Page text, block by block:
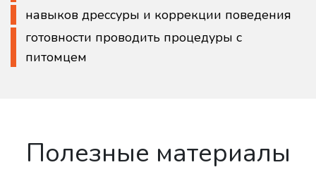
навыков дрессуры и коррекции поведения
готовности проводить процедуры с
питомцем
Полезные материалы